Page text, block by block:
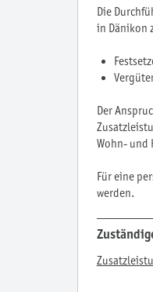
Die
in Dänikon
Der
Wohn- und
Für eine
werden.